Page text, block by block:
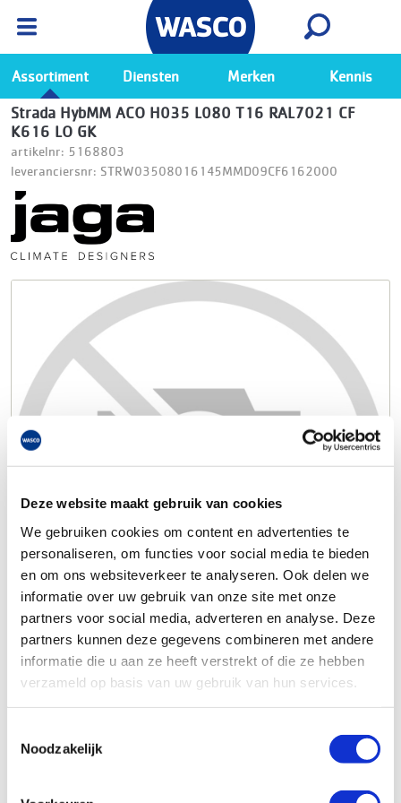
Deze website maakt gebruik van cookies
We gebruiken cookies om content en advertenties te
personaliseren, om functies voor social media te bieden
en om ons websiteverkeer te analyseren. Ook delen we
informatie over uw gebruik van onze site met onze
partners voor social media, adverteren en analyse. Deze
partners kunnen deze gegevens combineren met andere
informatie die u aan ze heeft verstrekt of die ze hebben
verzameld op basis van uw gebruik van hun services.
Noodzakelijk
Ga naar de Wasco app
Bekijk
Assortiment Diensten Merken Kennis
Strada HybMM ACO H035 L080 T16 RAL7021 CF
K616 LO GK
artikelnr: 5168803
leveranciersnr: STRW03508016145MMD09CF6162000